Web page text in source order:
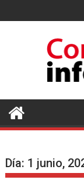
al
Día: 1 junio,